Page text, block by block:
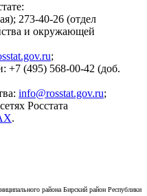
273-40-26 (отдел
и окружающей
;
+7 (495) 568-00-42 (доб.
info@rosstat.gov.ru;
Росстата
.
района Бирский район Республики